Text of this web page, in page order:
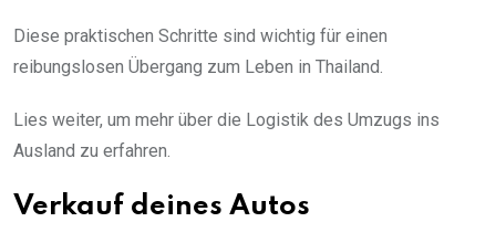
Diese praktischen Schritte sind wichtig für einen
reibungslosen Übergang zum Leben in Thailand.
Lies weiter, um mehr über die Logistik des Umzugs ins
Ausland zu erfahren.
Verkauf deines Autos